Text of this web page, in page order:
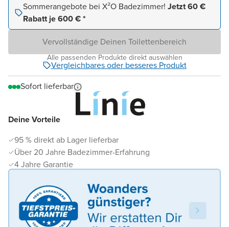
Deine Vorteile
95 % direkt ab Lager lieferbar
Über 20 Jahre Badezimmer-Erfahrung
4 Jahre Garantie
Sommerangebote bei X²O Badezimmer! Jetzt 60 €
Rabatt je 600 € *
Vervollständige Deinen Toilettenbereich
Alle passenden Produkte direkt auswählen
Vergleichbares oder besseres Produkt
Sofort lieferbar